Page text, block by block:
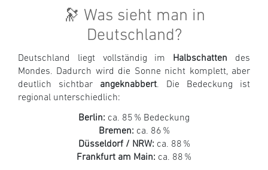
🔭 Was sieht man in
Deutschland?
Deutschland liegt vollständig im Halbschatten des
Mondes. Dadurch wird die Sonne nicht komplett, aber
deutlich sichtbar ange­knabbert. Die Bedeckung ist
regional unterschiedlich:
Berlin: ca. 85 % Bedeckung
Bremen: ca. 86 %
Düsseldorf / NRW: ca. 88 %
Frankfurt am Main: ca. 88 %